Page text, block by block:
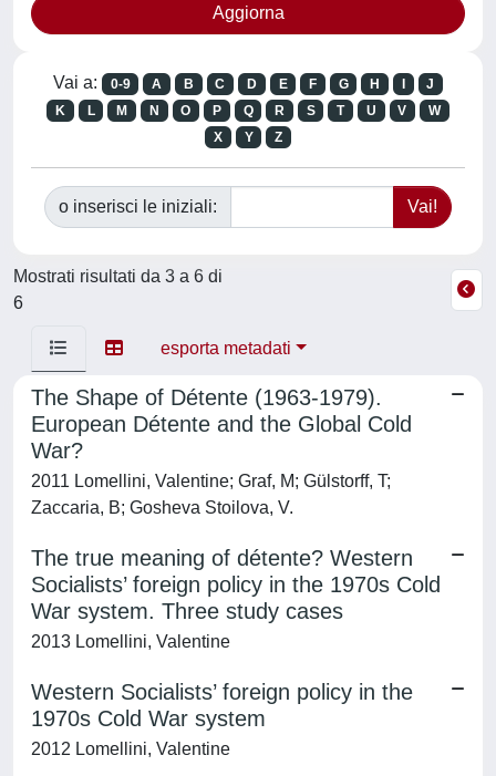
Vai a: 0-9 A B C D E F G H
J
K
L M N O P Q R S T U V
W
X
Y Z
o inserisci le iniziali:
Mostrati risultati da 3 a 6 di
6
esporta metadati
The Shape of Détente (1963-1979).
European Détente and the Global Cold
War?
2011 Lomellini, Valentine; Graf, M; Gülstorff, T;
Zaccaria, B; Gosheva Stoilova, V.
The true meaning of détente? Western
Socialists’ foreign policy in the 1970s Cold
War system. Three study cases
2013 Lomellini, Valentine
Western Socialists’ foreign policy in the
1970s Cold War system
2012 Lomellini, Valentine